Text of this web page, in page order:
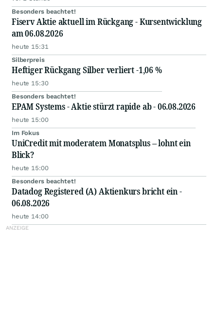
Besonders beachtet!
Fiserv Aktie aktuell im Rückgang - Kursentwicklung
am 06.08.2026
heute 15:31
Silberpreis
Heftiger Rückgang Silber verliert -1,06 %
heute 15:30
Besonders beachtet!
EPAM Systems - Aktie stürzt rapide ab - 06.08.2026
heute 15:00
Im Fokus
UniCredit mit moderatem Monatsplus – lohnt ein
Blick?
heute 15:00
Besonders beachtet!
Datadog Registered (A) Aktienkurs bricht ein -
06.08.2026
heute 14:00